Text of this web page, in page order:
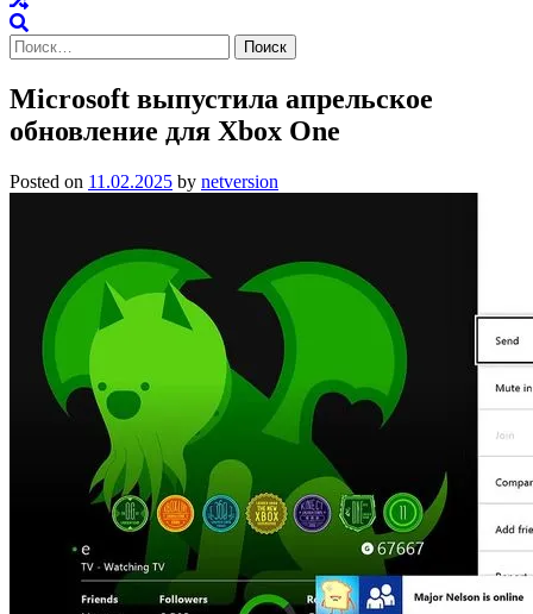
Найти:
Microsoft выпустила апрельское
обновление для Xbox One
Posted on 11.02.2025 by netversion